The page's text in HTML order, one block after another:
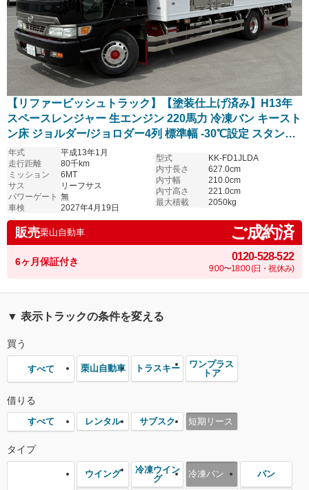
【リファービッシュトラック】【塗装仕上げ済み】H13年
スペースレンジャー 生エンジン 220馬力 冷凍バン キースト
ン床 ジョルダー/ジョロダー4列 標準幅 -30℃設定 スタンバ
イ付 左サイド観音扉 リア観音扉 ウロコステン張 サイドバ
ンパー オーバーハング角2段ステン アルミホイール 車検付
年式
平成13年1月
走行距離
80千km
ミッション
6MT
サス
リーフサス
パワーゲート 無
車検
2027年4月19日
型式
KK-FD1JLDA
内寸長さ
627.0cm
内寸幅
210.0cm
内寸高さ
221.0cm
最大積載
2050kg
販売栗山自動車 ご成約済
6ヶ月保証付き 0120-528-522
9:00〜18:00 (日・祝休み)
▼ 表示トラックの条件を変える
買う
すべて 栗山自動車 トラスキー
ワンプラス
トア
借りる
すべて レンタル サブスク 短期リース
タイプ
ウイング
冷凍ウイン
グ
冷凍バン バン